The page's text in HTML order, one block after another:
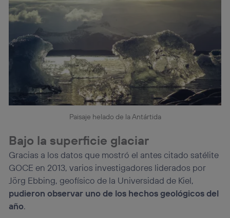
Paisaje helado de la Antártida
Bajo la superficie glaciar
Gracias a los datos que mostró el antes citado satélite
GOCE en 2013, varios investigadores liderados por
Jörg Ebbing, geofísico de la Universidad de Kiel,
pudieron observar uno de los hechos geológicos del
año.